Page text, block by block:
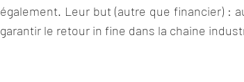
également. Leur but (autre que financier) :
garantir le retour in fine dans la chaine